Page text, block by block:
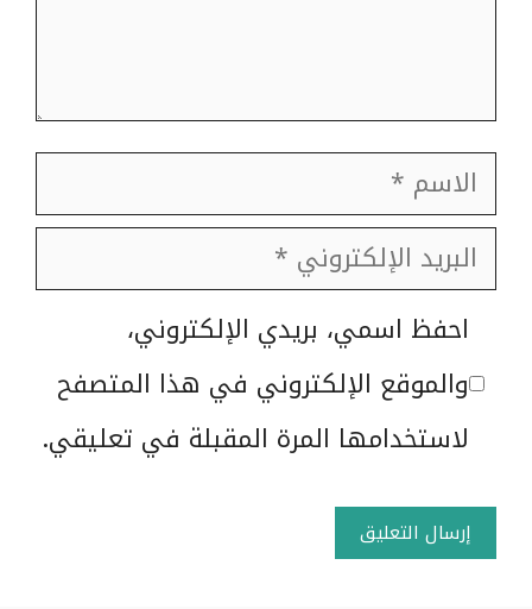
الاسم
البريد
الإلكتروني
الموقع
الإلكتروني
احفظ اسمي، بريدي الإلكتروني،
والموقع الإلكتروني في هذا المتصفح
لاستخدامها المرة المقبلة في تعليقي.